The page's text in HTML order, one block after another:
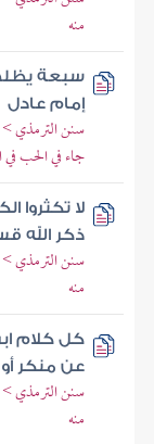
منه
سبعة
إمام عادل
سنن الترمذي
جاء في الحب في
لا تكثروا
ذكر الله
سنن الترمذي
منه
كل كلام
عن منكر أو
سنن الترمذي
منه